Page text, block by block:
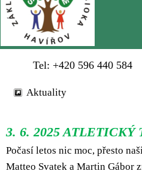
Tel: +420 596 440
Aktuality
3. 6. 2025 ATLETICKÝ
Počasí letos nic moc, přesto
Matteo Svatek a Martin Gábor